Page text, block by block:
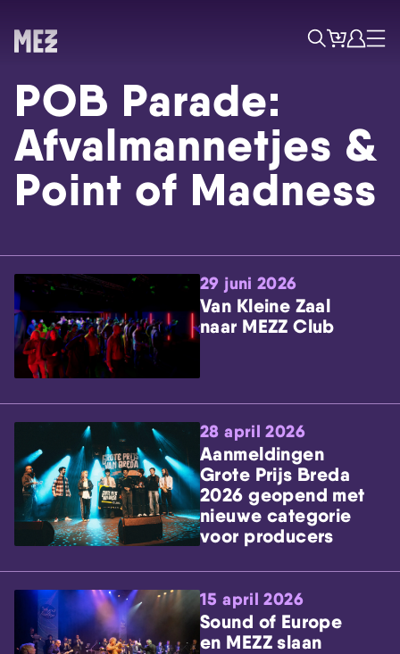
Skip navigatie
ZoekTicketsAccount
Menu
POB Parade:
Afvalmannetjes &
Point of Madness
29 juni 2026
Van Kleine Zaal
naar MEZZ Club
28 april 2026
Aanmeldingen
Grote Prijs Breda
2026 geopend met
nieuwe categorie
voor producers
15 april 2026
Sound of Europe
en MEZZ slaan